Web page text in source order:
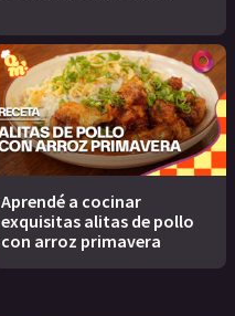
Aprendé a cocinar
exquisitas alitas de pollo
con arroz primavera